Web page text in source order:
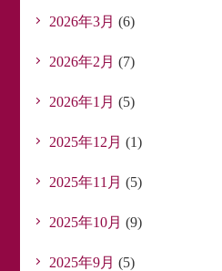
2026年3月 (6)
2026年2月 (7)
2026年1月 (5)
2025年12月 (1)
2025年11月 (5)
2025年10月 (9)
2025年9月 (5)